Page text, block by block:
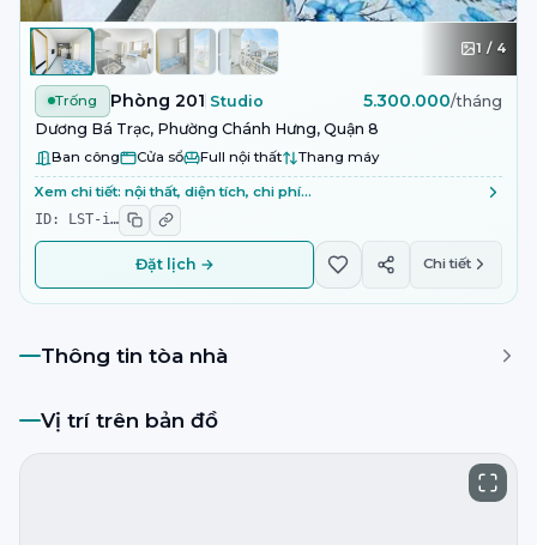
1 / 4
Trống Phòng 201 Studio 5.300.000/tháng
Dương Bá Trạc, Phường Chánh Hưng, Quận 8
Ban công Cửa sổ Full nội thất Thang máy
Xem chi tiết: nội thất, diện tích, chi phí…
ID:
LST-i…
Đặt lịch → Chi tiết
Thông tin tòa nhà
Vị trí trên bản đồ